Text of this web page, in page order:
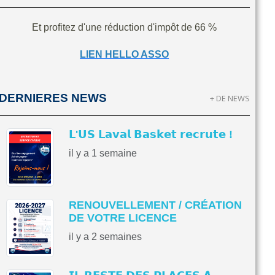
Et profitez d'une réduction d'impôt de 66 %
LIEN HELLO ASSO
NEWS
𝗟'𝗨𝗦 𝗟𝗮𝘃𝗮𝗹 𝗕𝗮𝘀𝗸𝗲𝘁 𝗿𝗲𝗰𝗿𝘂𝘁𝗲 !
il y a 1 semaine
RENOUVELLEMENT / CRÉATION
DE VOTRE LICENCE
il y a 2 semaines
+ DE NEWS